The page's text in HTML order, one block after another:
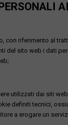
con riferimento al
del sito web i dati
utilizzati dai siti
definiti tecnici,
a erogare un